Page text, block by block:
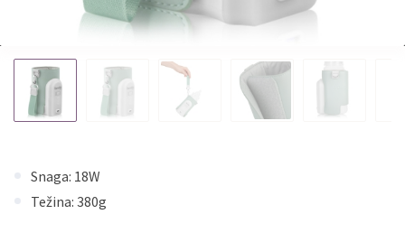
Snaga: 18W
Težina: 380g